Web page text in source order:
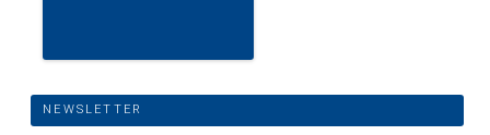
NEWSLETTER